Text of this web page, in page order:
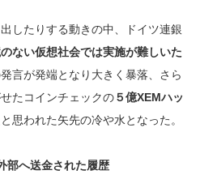
したりする動きの中、ドイツ連銀
ない仮想社会では実施が難しいた
発言が発端となり大きく暴落、さら
たコインチェックの５億XEMハッ
思われた矢先の冷や水となった。
部へ送金された履歴